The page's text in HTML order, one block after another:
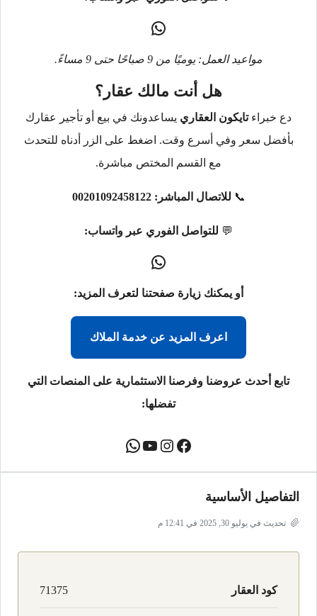
مواعيد العمل: يوميًا من 9 صباحًا حتى 9 مساءً.
هل أنت مالك عقار؟
دع خبراءتايكون العقاري يساعدونك في بيع أو تأجير عقارك
بأفضل سعر وفي أسرع وقت. اضغط على الزر أدناه للتحدث
مع القسم المختص مباشرة.
📞 للاتصال المباشر: 00201092458122
💬 للتواصل الفوري عبر واتساب:
أو يمكنك زيارة صفحتنا لتعرف المزيد:
اعرف المزيد عن خدمة الملاك
تابع أحدث عروضنا وفرصنا الاستثمارية على المنصات التي
تفضلها:
التفاصيل الأساسية
تحديث في يوليو 30, 2025 في 12:41 م
كود العقار 71375